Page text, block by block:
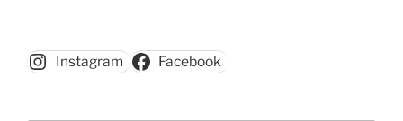
Instagram Facebook